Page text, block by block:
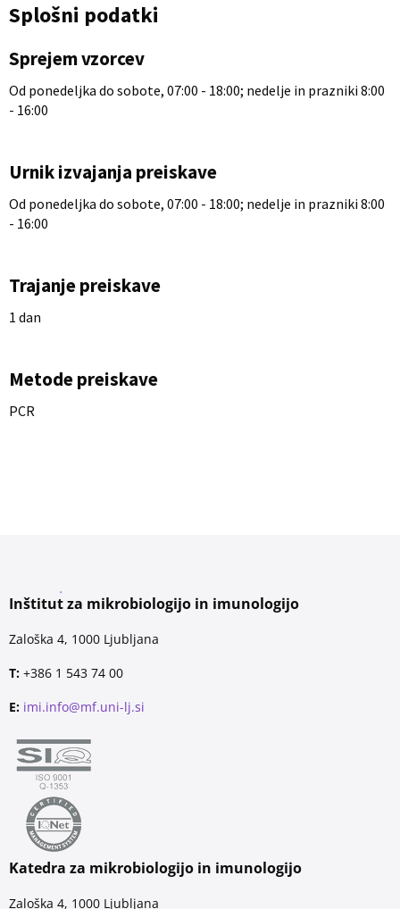
Splošni podatki
Sprejem vzorcev
Od ponedeljka do sobote, 07:00 - 18:00; nedelje in prazniki 8:00
- 16:00
Urnik izvajanja preiskave
Od ponedeljka do sobote, 07:00 - 18:00; nedelje in prazniki 8:00
- 16:00
Trajanje preiskave
1 dan
Metode preiskave
PCR
Inštitut za mikrobiologijo in imunologijo
Zaloška 4, 1000 Ljubljana
T: +386 1 543 74 00
E: imi.info@mf.uni-lj.si
Katedra za mikrobiologijo in imunologijo
Zaloška 4, 1000 Ljubljana